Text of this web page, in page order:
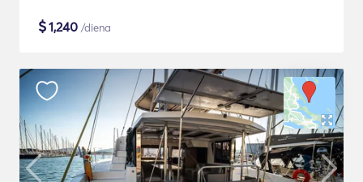
$1,240 /diena